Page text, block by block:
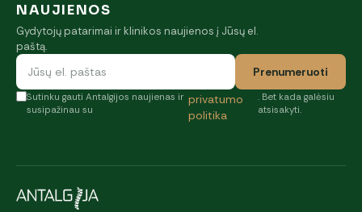
NAUJIENOS
Gydytojų patarimai ir klinikos naujienos į Jūsų el.
paštą.
Prenumeruoti
Sutinku gauti Antalgijos naujienas ir
susipažinau su
privatumo
politika
. Bet kada galėsiu
atsisakyti.